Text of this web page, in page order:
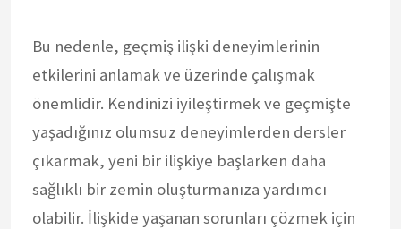
Bu nedenle, geçmiş ilişki deneyimlerinin
etkilerini anlamak ve üzerinde çalışmak
önemlidir. Kendinizi iyileştirmek ve geçmişte
yaşadığınız olumsuz deneyimlerden dersler
çıkarmak, yeni bir ilişkiye başlarken daha
sağlıklı bir zemin oluşturmanıza yardımcı
olabilir. İlişkide yaşanan sorunları çözmek için